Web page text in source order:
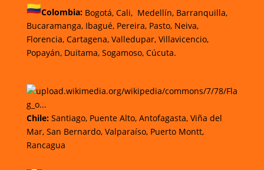
Colombia: Bogotá, Cali, Medellín, Barranquilla,
Bucaramanga, Ibagué,Pereira,Pasto, Neiva,
Florencia, Cartagena, Valledupar,Villavicencio,
Popayán, Duitama, Sogamoso, Cúcuta.
Chile: Santiago, Puente Alto, Antofagasta,Viña del
Mar, San Bernardo, Valparaíso, Puerto Montt,
Rancagua